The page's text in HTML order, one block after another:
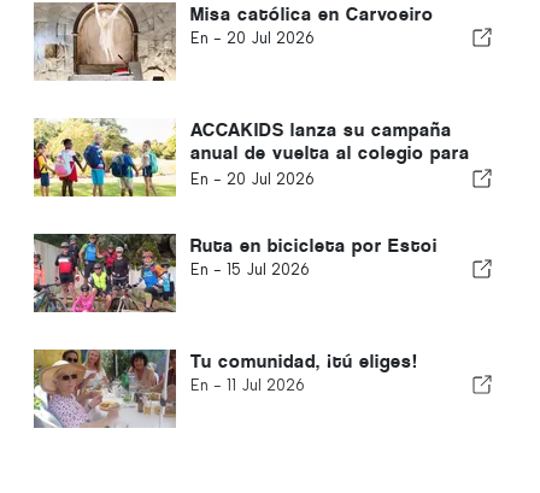
Misa católica en Carvoeiro
En - 20 Jul 2026
ACCAKIDS lanza su campaña
anual de vuelta al colegio para
que todos los niños tengan un
En - 20 Jul 2026
Ruta en bicicleta por Estoi
En - 15 Jul 2026
Tu comunidad, ¡tú eliges!
En - 11 Jul 2026